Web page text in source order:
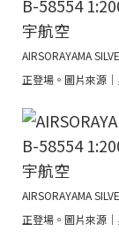
AIRSORAYAMA
正登場。圖片來源
AIRSORAYAMA
正登場。圖片來源